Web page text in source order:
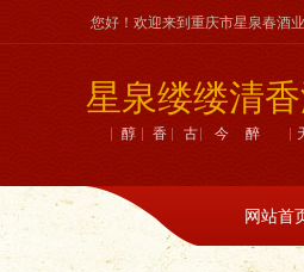
您好！欢迎来到重庆市星泉春酒
星泉缕缕清
醇香古今醉
网站首